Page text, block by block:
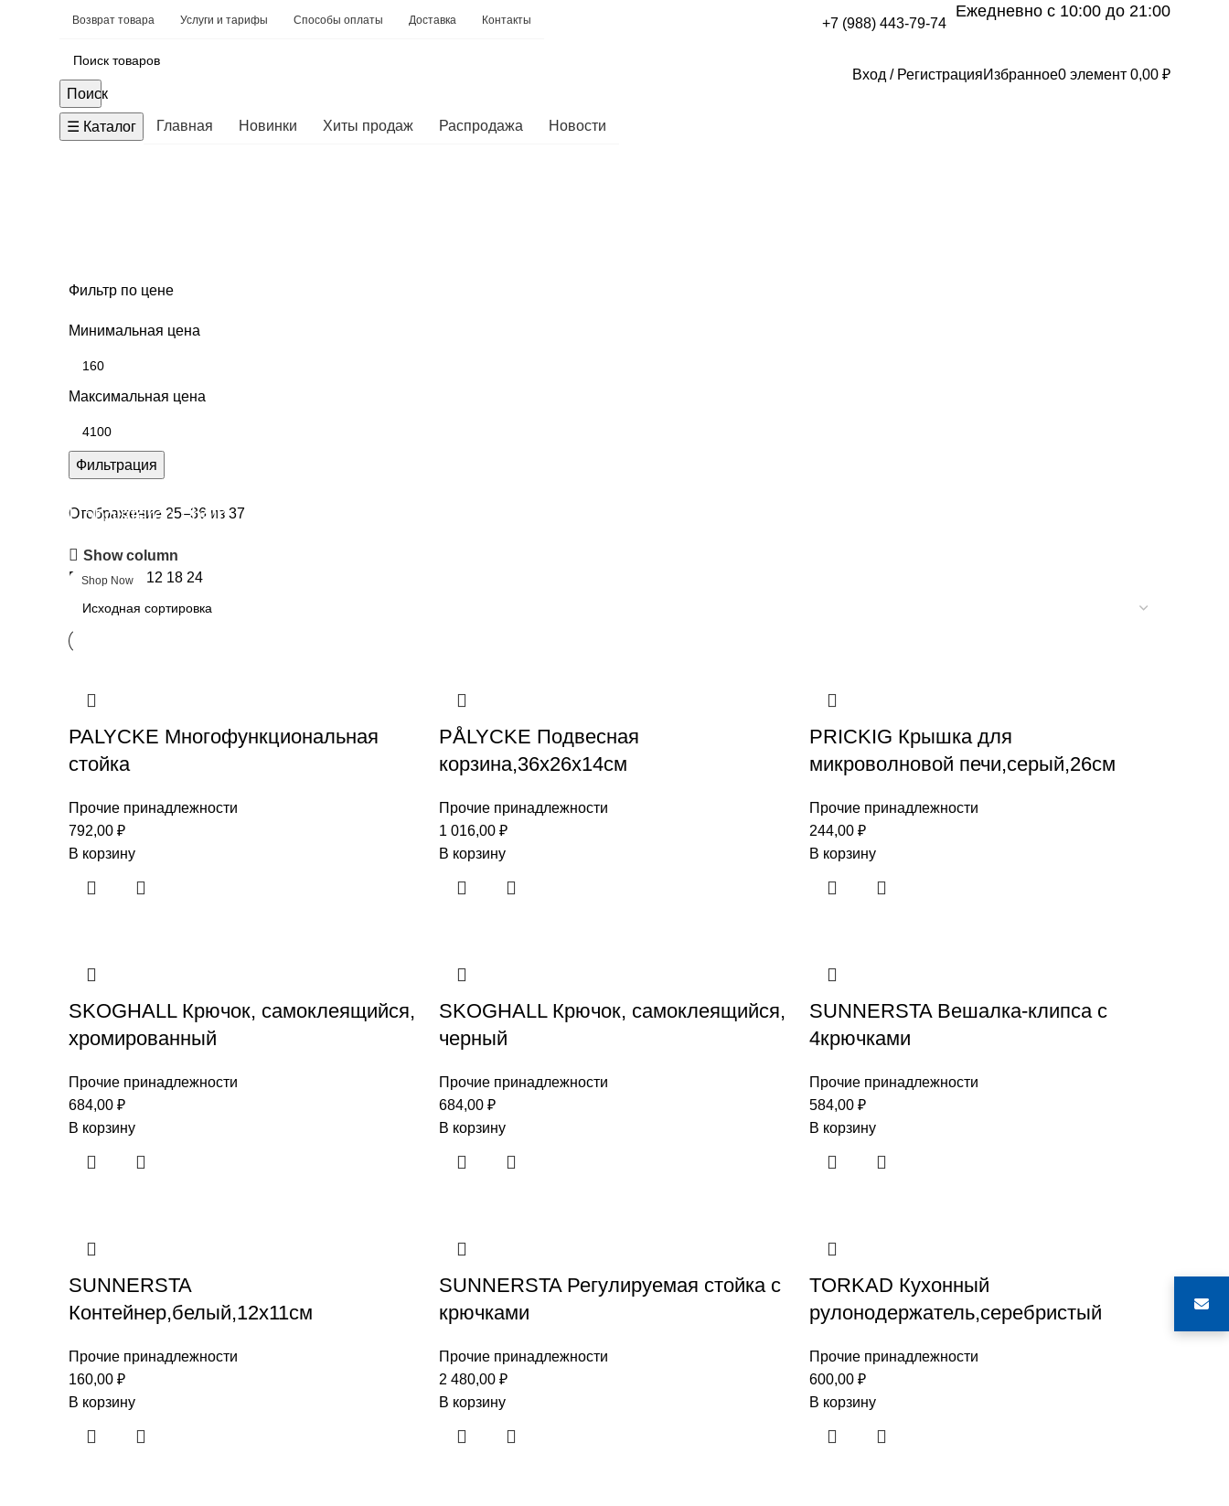
Возврат товара Услуги и тарифы Способы оплаты Доставка Контакты +7 (988) 443-79-74
Ежедневно с 10:00 до 21:00
Поиск
Вход / РегистрацияИзбранное0 элемент 0,00 ₽
☰ Каталог Главная Новинки Хиты продаж Распродажа Новости
Фильтр по цене
Минимальная цена
Максимальная цена
Фильтрация
Upholstered chair
Discount 10%
Shop Now
Отображение 25–36 из 37
Show column
Показать
12 18 24
PALYCKE Многофункциональная
стойка
Прочие принадлежности
792,00 ₽
В корзину
PÅLYCKE Подвесная
корзина,36x26x14см
Прочие принадлежности
1 016,00 ₽
В корзину
PRICKIG Крышка для
микроволновой печи,серый,26см
Прочие принадлежности
244,00 ₽
В корзину
SKOGHALL Крючок, самоклеящийся,
хромированный
Прочие принадлежности
684,00 ₽
В корзину
SKOGHALL Крючок, самоклеящийся,
черный
Прочие принадлежности
684,00 ₽
В корзину
SUNNERSTA Вешалка-клипса с
4крючками
Прочие принадлежности
584,00 ₽
В корзину
SUNNERSTA
Контейнер,белый,12х11см
Прочие принадлежности
160,00 ₽
В корзину
SUNNERSTA Регулируемая стойка с
крючками
Прочие принадлежности
2 480,00 ₽
В корзину
TORKAD Кухонный
рулонодержатель,серебристый
Прочие принадлежности
600,00 ₽
В корзину